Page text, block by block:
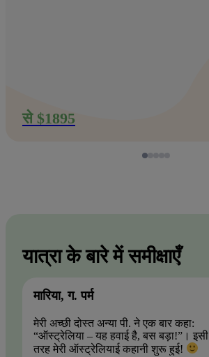
से $1895
यात्रा के बारे में समीक्षाएँ
मारिया, ग. पर्म
मेरी अच्छी दोस्त अन्या पी. ने एक बार कहा:
“ऑस्ट्रेलिया – यह हवाई है, बस बड़ा!”। इसी
तरह मेरी ऑस्ट्रेलियाई कहानी शुरू हुई!